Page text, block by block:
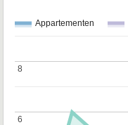
Appartementen
6
6
8
8